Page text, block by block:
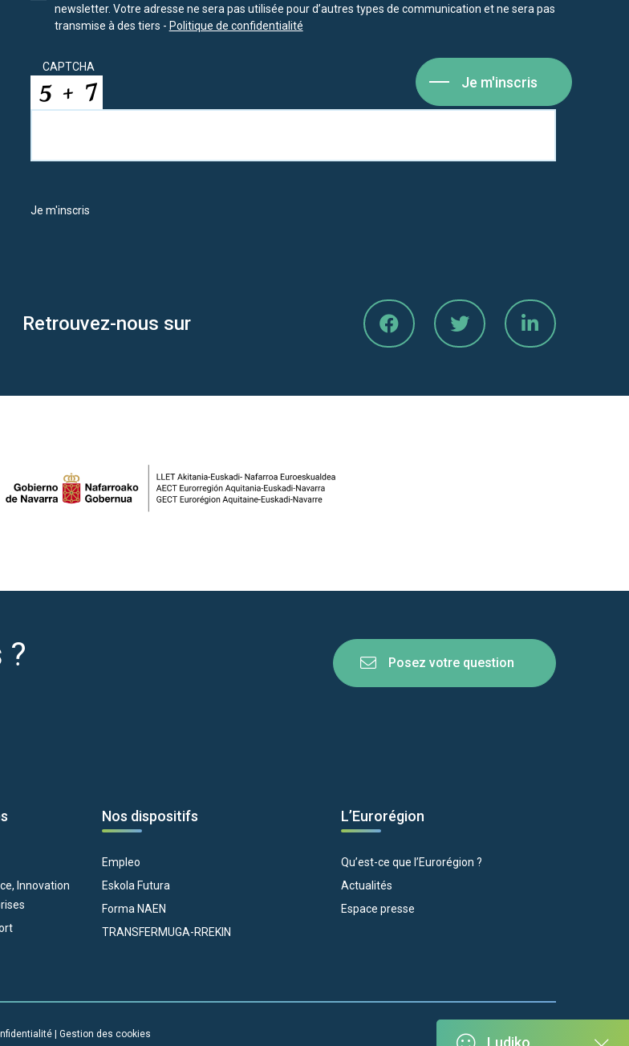
newsletter. Votre adresse ne sera pas utilisée pour d’autres types de communication et ne sera pas
transmise à des tiers - Politique de confidentialité
CAPTCHA
Je m'inscris
Je m'inscris
Retrouvez-nous sur
? Posez votre question
Innovation
Nos dispositifs
Empleo
Eskola Futura
Forma NAEN
TRANSFERMUGA-RREKIN
L’Eurorégion
Qu’est-ce que l’Eurorégion ?
Actualités
Espace presse
Gestion des cookies Ludiko